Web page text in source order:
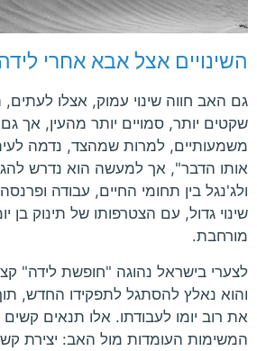
השינויים אצל אבא אחרי
גם האב חווה שינוי עמוק, אצלו לעתים,
שקטים יותר, סמויים יותר מהעין, אך גם
משמעותיים, למרות שמהצד, נדמה
אותו הדבר", אך למעשה הוא נדרש
ולג'נגל בין תחומי החיים, עבודה
שינוי גדול, עם הצטרפותו של תינוק בן
מורחבת.
לצערי בישראל נהוגה "חופשת לידה"
והוא נאלץ להסתגל לתפקידו החדש,
את רוב יומו לעבודתו. אלו תנאים
המשימות העומדות מול האב: יצירת